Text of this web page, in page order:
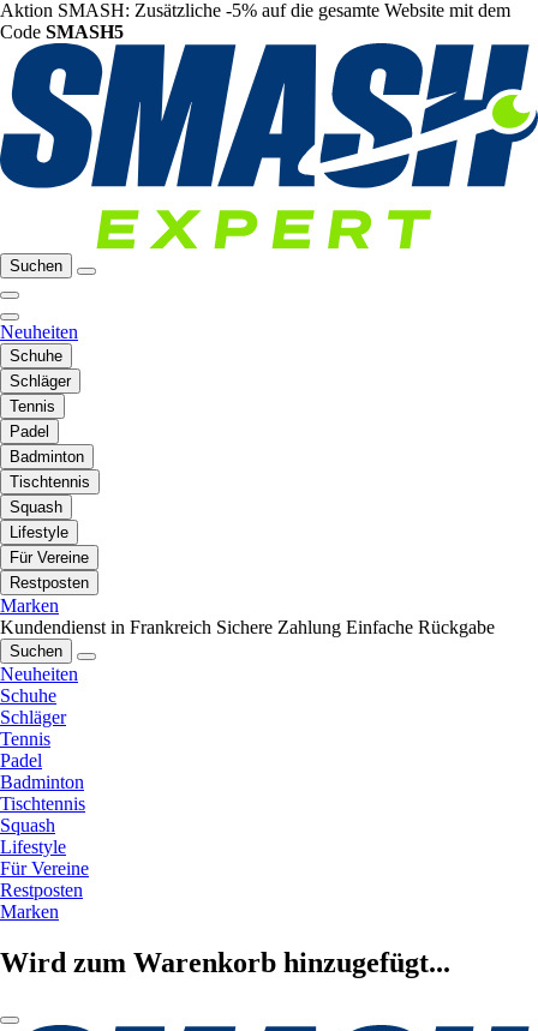
Aktion SMASH: Zusätzliche -5% auf die gesamte Website mit dem
Code SMASH5
Suchen
Neuheiten
Schuhe
Schläger
Tennis
Padel
Badminton
Tischtennis
Squash
Lifestyle
Für Vereine
Restposten
Marken
Kundendienst in Frankreich Sichere Zahlung Einfache Rückgabe
Suchen
Neuheiten
Schuhe
Schläger
Tennis
Padel
Badminton
Tischtennis
Squash
Lifestyle
Für Vereine
Restposten
Marken
Wird zum Warenkorb hinzugefügt...